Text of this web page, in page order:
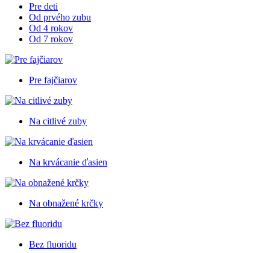
Pre deti
Od prvého zubu
Od 4 rokov
Od 7 rokov
Pre fajčiarov
Na citlivé zuby
Na krvácanie ďasien
Na obnažené krčky
Bez fluoridu